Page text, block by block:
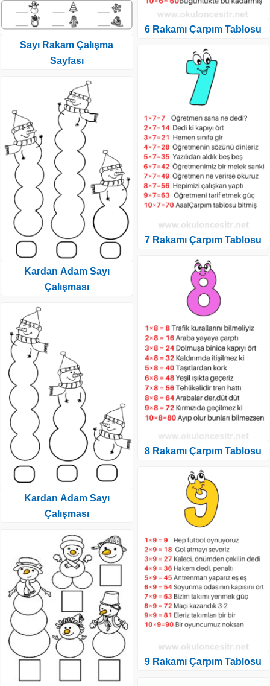
Sayı Rakam Çalışma
Sayfası
Kardan Adam Sayı
Çalışması
Kardan Adam Sayı
Çalışması
6 Rakamı Çarpım Tablosu
7 Rakamı Çarpım Tablosu
8 Rakamı Çarpım Tablosu
9 Rakamı Çarpım Tablosu